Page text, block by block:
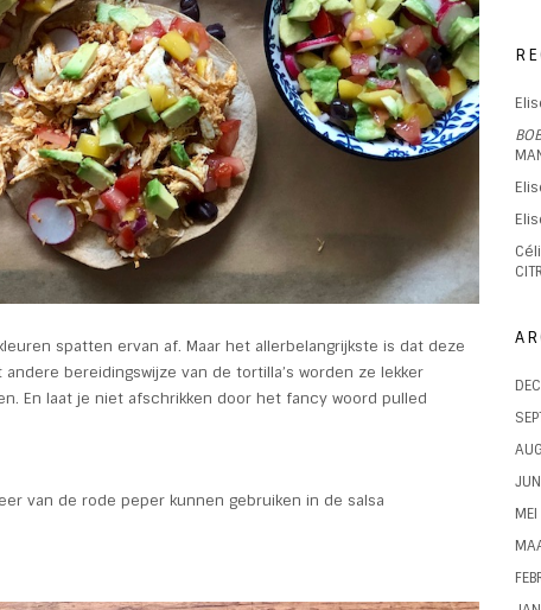
spatten ervan af. Maar het allerbelangrijkste is dat deze
andere bereidingswijze van de tortilla’s worden ze lekker
En laat je niet afschrikken door het fancy woord pulled
van de rode peper kunnen gebruiken in de salsa
BOB